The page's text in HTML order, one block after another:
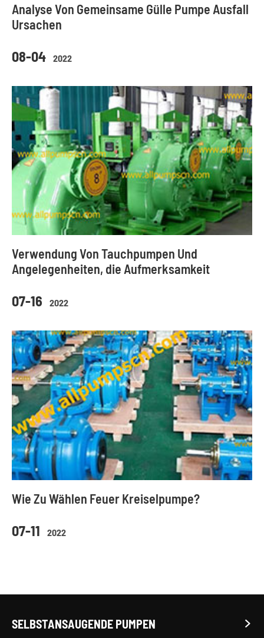
08-04 2022
Analyse Von Gemeinsame Gülle Pumpe Ausfall
Ursachen
07-16 2022
Verwendung Von Tauchpumpen Und
Angelegenheiten, die Aufmerksamkeit
07-11 2022
Wie Zu Wählen Feuer Kreiselpumpe?
SELBSTANSAUGENDE PUMPEN 